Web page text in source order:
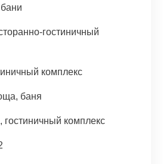
гостиничный
комплекс
баня
гостиничный комплекс